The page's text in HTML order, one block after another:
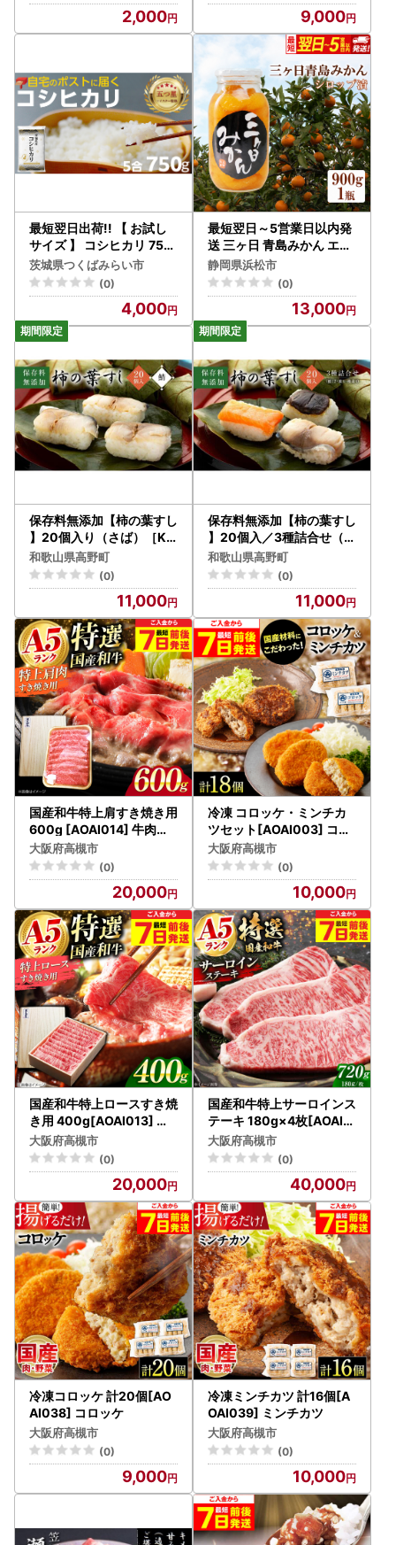
2,000 9,000
最短翌日出荷!! 【 お試し
サイズ 】 コシヒカリ 750
g (750g×1袋) 令和7年産
茨城県産 お試し ♪ 5合
茨城県つくばみらい市
(0)
4,000
最短翌日～5営業日以内発
送 三ヶ日 青島みかん エキ
ストラライト シロップ漬 1
本（900g×1本）【配送不
可：北海道・沖縄・離島】
加工食品 瓶詰 果物 フルー
ツ コク 甘味 人気 特大 手
作業 子供 大人 安心
静岡県浜松市
(0)
13,000
保存料無添加【柿の葉すし
】20個入り（さば）［K
W3］
和歌山県高野町
(0)
11,000
保存料無添加【柿の葉すし
】20個入／3種詰合せ（鯖
12・鮭4・椎茸4）［KW1
］
和歌山県高野町
(0)
11,000
国産和牛特上肩すき焼き用
600g [AOAI014] 牛肉ロ
ース
大阪府高槻市
(0)
20,000
冷凍 コロッケ・ミンチカ
ツセット[AOAI003] コロ
ッケ
大阪府高槻市
(0)
10,000
国産和牛特上ロースすき焼
き用 400g[AOAI013] 牛
肉ロース
大阪府高槻市
(0)
20,000
国産和牛特上サーロインス
テーキ 180g×4枚[AOAI0
12] ステーキ
大阪府高槻市
(0)
40,000
冷凍コロッケ 計20個[AO
AI038] コロッケ
大阪府高槻市
(0)
9,000
冷凍ミンチカツ 計16個[A
OAI039] ミンチカツ
大阪府高槻市
(0)
10,000